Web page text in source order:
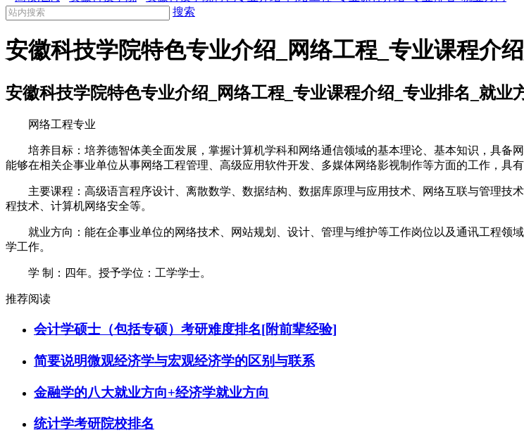
搜索
安徽科技学院特色专业介绍_网络工程_专业课程介
安徽科技学院特色专业介绍_网络工程_专业课程介绍_专业排名_就业
网络工程专业
培养目标：培养德智体美全面发展，掌握计算机学科和网络通信领域的基本理论、基本知识，具备
能够在相关企事业单位从事网络工程管理、高级应用软件开发、多媒体网络影视制作等方面的工作，具
主要课程：高级语言程序设计、离散数学、数据结构、数据库原理与应用技术、网络互联与管理技
程技术、计算机网络安全等。
就业方向：能在企事业单位的网络技术、网站规划、设计、管理与维护等工作岗位以及通讯工程领
学工作。
学 制：四年。授予学位：工学学士。
推荐阅读
会计学硕士（包括专硕）考研难度排名[附前辈经验]
简要说明微观经济学与宏观经济学的区别与联系
金融学的八大就业方向+经济学就业方向
统计学考研院校排名